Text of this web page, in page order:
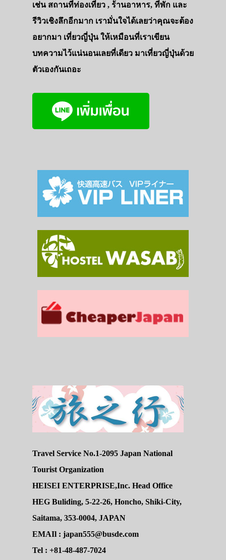
เช่น สถานที่ท่องเที่ยว , ร้านอาหาร, ที่พัก และ
รีวิวเชิงลึกอีกมาก เรามั่นใจได้เลยว่าคุณจะต้อง
อยากมา เที่ยวญี่ปุ่น ให้เหมือนที่เราเขียน
บทความไว้แน่นอนเลยที่เดียว มาเที่ยวญี่ปุ่นด้วย
ตัวเองกันเถอะ
Travel Service No.1-2095 Japan National
Tourist Organization
HEISEI ENTERPRISE,Inc. Head Office
HEG Buliding, 5-22-26, Honcho, Shiki-City,
Saitama, 353-0004, JAPAN
EMAIl : japan555@busde.com
Tel : +81-48-487-7024